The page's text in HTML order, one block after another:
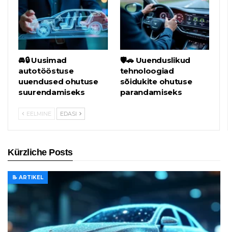
🚘🔒 Uusimad
autotööstuse
uuendused ohutuse
suurendamiseks
🛡️🚗 Uuenduslikud
tehnoloogiad
sõidukite ohutuse
parandamiseks
EELMINE EDASI
Kürzliche Posts
📝 ARTIKEL